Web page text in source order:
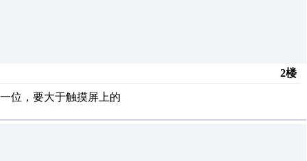
2楼
位，要大于触摸屏上的